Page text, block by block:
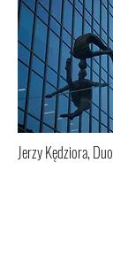
Jerzy Kędziora, Duo